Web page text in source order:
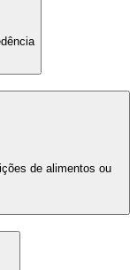
de alimentos ou